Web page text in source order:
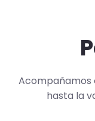
Acompañamos
hasta la